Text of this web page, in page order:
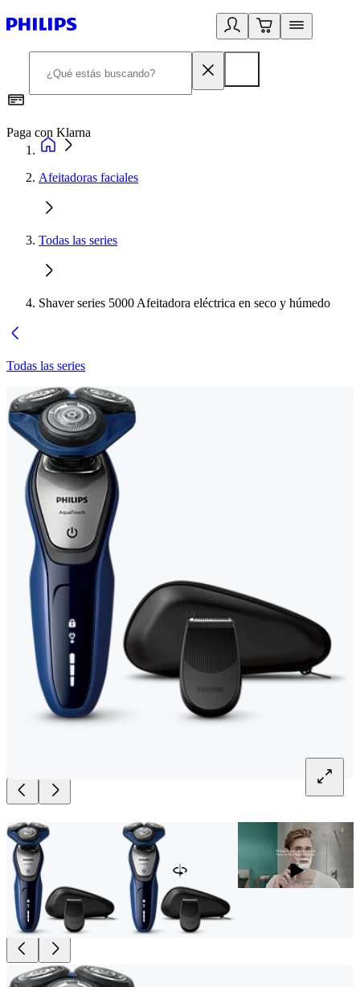
Paga con Klarna
Afeitadoras faciales
Todas las series
Shaver series 5000 Afeitadora eléctrica en seco y húmedo
Todas las series